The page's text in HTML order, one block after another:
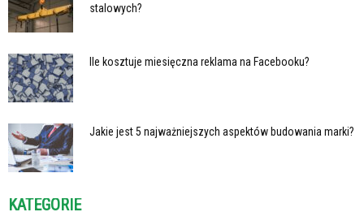
stalowych?
Ile kosztuje miesięczna reklama na Facebooku?
Jakie jest 5 najważniejszych aspektów budowania marki?
KATEGORIE